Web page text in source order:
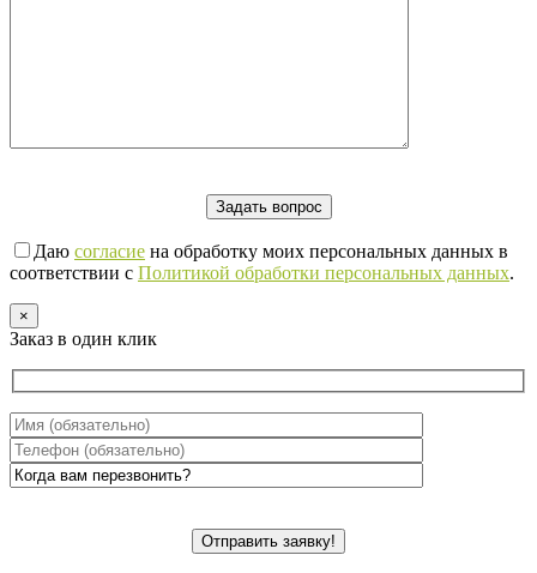
Даю согласие на обработку моих персональных данных в
соответствии с Политикой обработки персональных данных.
×
Заказ в один клик